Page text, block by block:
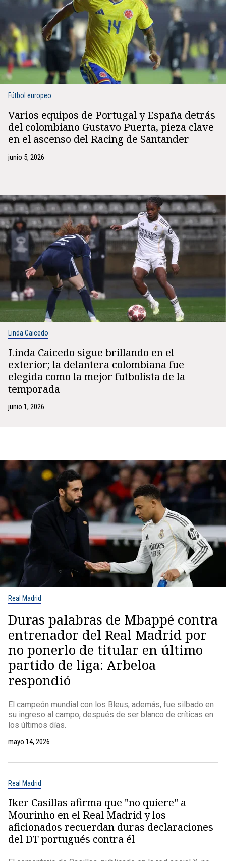
Fútbol europeo
Varios equipos de Portugal y España detrás
del colombiano Gustavo Puerta, pieza clave
en el ascenso del Racing de Santander
junio 5, 2026
Linda Caicedo
Linda Caicedo sigue brillando en el
exterior; la delantera colombiana fue
elegida como la mejor futbolista de la
temporada
junio 1, 2026
Real Madrid
Duras palabras de Mbappé contra
entrenador del Real Madrid por
no ponerlo de titular en último
partido de liga: Arbeloa
respondió
El campeón mundial con los Bleus, además, fue silbado en
su ingreso al campo, después de ser blanco de críticas en
los últimos días.
mayo 14, 2026
Real Madrid
Iker Casillas afirma que "no quiere" a
Mourinho en el Real Madrid y los
aficionados recuerdan duras declaraciones
del DT portugués contra él